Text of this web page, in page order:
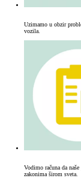
Uzimamo u obzir
vozila.
Vodimo računa da
zakonima širom sveta.